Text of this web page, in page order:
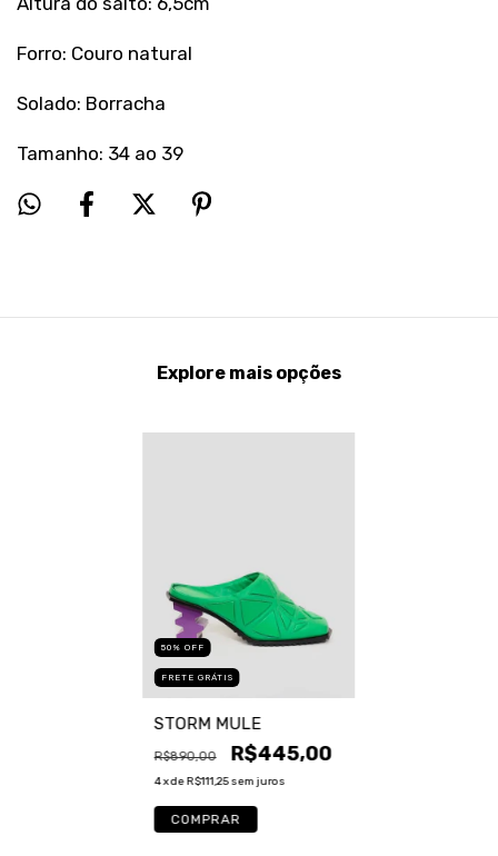
Forro: Couro natural
Solado: Borracha
Tamanho: 34 ao 39
Explore mais opções
50 % OFF
FRETE GRÁTIS
STORM MULE
R$890,00 R$445,00
4x deR$111,25sem juros
COMPRAR